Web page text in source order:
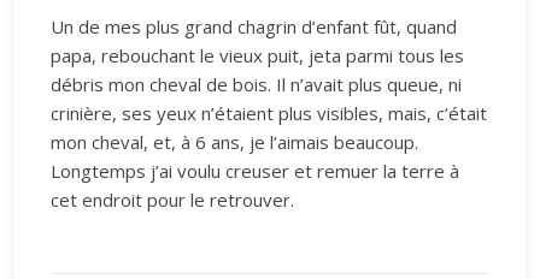
Un de mes plus grand chagrin d’enfant fût, quand
papa, rebouchant le vieux puit, jeta parmi tous les
débris mon cheval de bois. Il n’avait plus queue, ni
crinière, ses yeux n’étaient plus visibles, mais, c’était
mon cheval, et, à 6 ans, je l’aimais beaucoup.
Longtemps j’ai voulu creuser et remuer la terre à
cet endroit pour le retrouver.